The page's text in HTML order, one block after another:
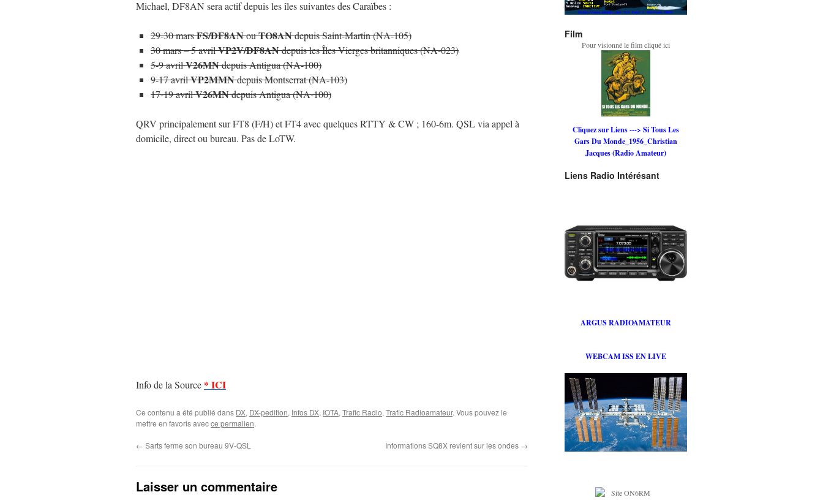
Michael, DF8AN sera actif depuis les îles suivantes des Caraïbes :
29-30 marsFS/DF8ANouTO8ANdepuis Saint-Martin (NA-105)
30 mars – 5 avrilVP2V/DF8ANdepuis les Îles Vierges britanniques (NA-023)
5-9 avrilV26MNdepuis Antigua (NA-100)
9-17 avrilVP2MMNdepuis Montserrat (NA-103)
17-19 avrilV26MNdepuis Antigua (NA-100)
QRV principalement sur FT8 (F/H) et FT4 avec quelques RTTY & CW ; 160-6m. QSL via appel à
domicile, direct ou bureau. Pas de LoTW.
Info de la Source * ICI
Ce contenu a été publié dans DX, DX-pedition, Infos DX, IOTA, Trafic Radio, Trafic Radioamateur. Vous pouvez le
mettre en favoris avecce permalien.
← Sarts ferme son bureau 9V-QSL Informations SQ8X revient sur les ondes →
Laisser un commentaire
Film
Pour visionné le film cliqué ici
Cliquez sur Liens ---> Si Tous Les
Gars Du Monde_1956_Christian
Jacques (Radio Amateur)
Liens Radio Intérésant
ARGUS RADIOAMATEUR
WEBCAM ISS EN LIVE